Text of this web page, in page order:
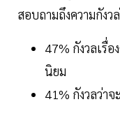
สอบถามถึงความกัง
47% กังวลเรื่
นิยม
41% กังวลว่า